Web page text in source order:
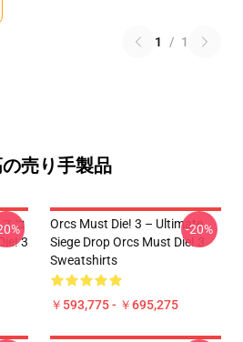
1 / 1
売り手製品
コ
3
Orcs Must Die! 3 – Ultimate
Siege Drop Orcs Must Die! 3
Sweatshirts
￥593,775 - ￥695,275
-20%